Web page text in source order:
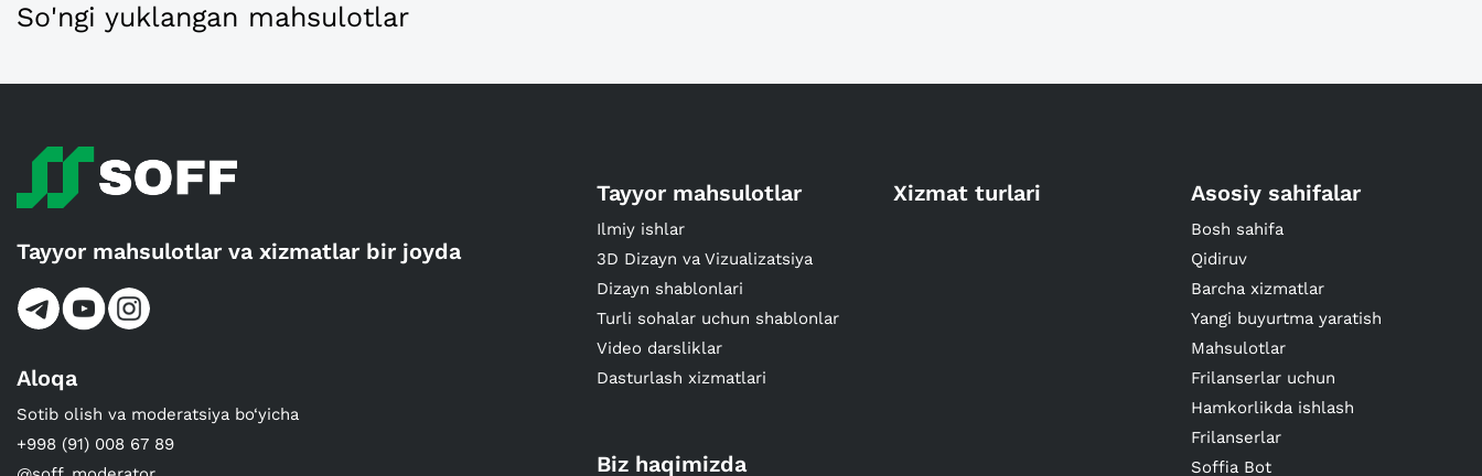
So'ngi yuklangan mahsulotlar
Tayyor mahsulotlar va xizmatlar bir joyda
Aloqa
Sotib olish va moderatsiya bo‘yicha
+998 (91) 008 67 89
Tayyor mahsulotlar
Ilmiy ishlar
3D Dizayn va Vizualizatsiya
Dizayn shablonlari
Turli sohalar uchun shablonlar
Video darsliklar
Dasturlash xizmatlari
Xizmat turlari Asosiy sahifalar
Bosh sahifa
Qidiruv
Barcha xizmatlar
Yangi buyurtma yaratish
Mahsulotlar
Frilanserlar uchun
Hamkorlikda ishlash
Frilanserlar
Soffia Bot
Biz haqimizda